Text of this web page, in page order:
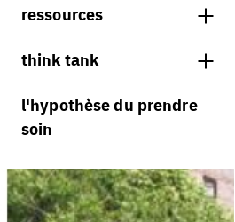
contact
Share on Instagram
Share on Facebook
Share on Twitter
Share on LinkedIn
résultats europan 18
règlement
calendrier
ressources
librairie
portraits d'équipes
projets/processus
think tank
processus
villes vivantes
villes adaptables
l'hypothèse du prendre
soin